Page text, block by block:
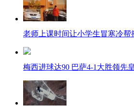
老师上课时间让小学生冒寒冷帮
梅西进球达90 巴萨4-1大胜领先